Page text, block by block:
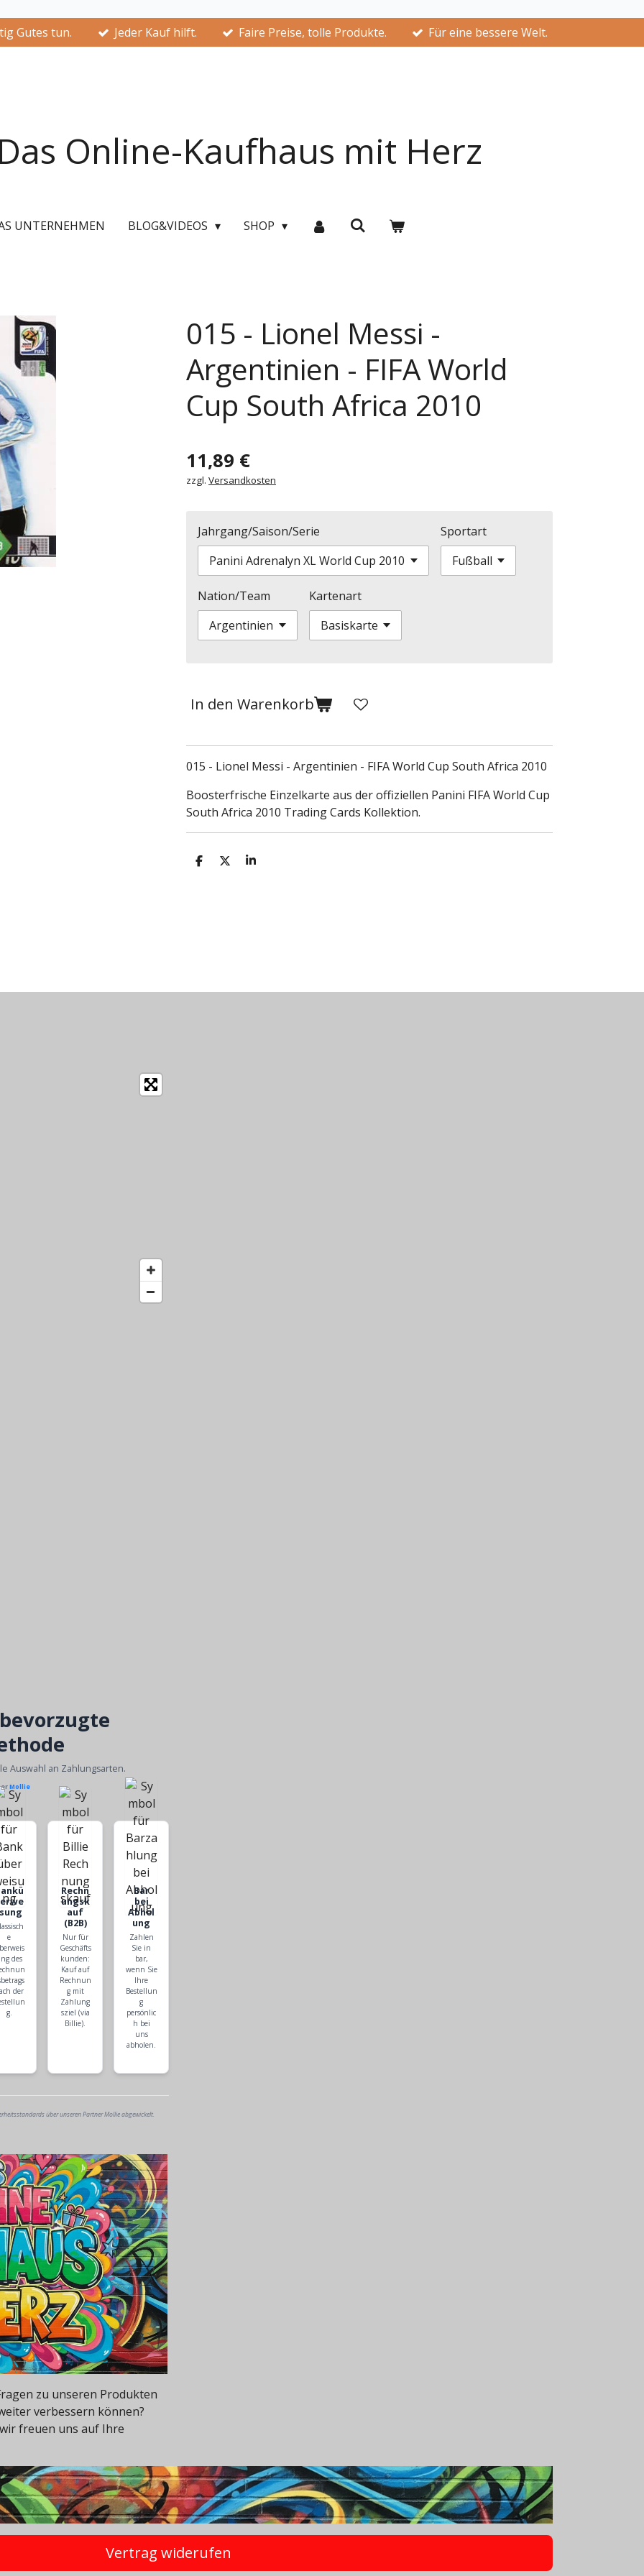
Gutes tun. Jeder Kauf hilft. Faire Preise, tolle Produkte. Für eine bessere Welt.
Das Online-Kaufhaus mit Herz
UNTERNEHMEN BLOG&VIDEOS SHOP
015 - Lionel Messi -
Argentinien - FIFA World
Cup South Africa 2010
11,89 €
zzgl. Versandkosten
Jahrgang/Saison/Serie Sportart
Nation/Team Kartenart
In den Warenkorb
015 - Lionel Messi - Argentinien - FIFA World Cup South Africa 2010
Boosterfrische Einzelkarte aus der offiziellen Panini FIFA World Cup
South Africa 2010 Trading Cards Kollektion.
T
T
T
Auswahl an Zahlungsarten.
Mollie
e
des
der
g.
Rechn
ungsk
auf
(B2B)
Nur für
Geschäfts
kunden:
Kauf auf
Rechnun
g mit
Zahlung
sziel (via
Billie).
Bar
bei
Abhol
ung
Zahlen
Sie in
bar,
wenn Sie
Ihre
Bestellun
g
persönlic
h bei
uns
abholen.
über unseren Partner Mollie abgewickelt.
zu unseren Produkten
verbessern können?
freuen uns auf Ihre
Vertrag widerufen